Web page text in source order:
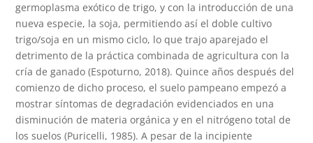
germoplasma exótico de trigo, y con la introducción de una
nueva especie, la soja, permitiendo así el doble cultivo
trigo/soja en un mismo ciclo, lo que trajo aparejado el
detrimento de la práctica combinada de agricultura con la
cría de ganado (Espoturno, 2018). Quince años después del
comienzo de dicho proceso, el suelo pampeano empezó a
mostrar síntomas de degradación evidenciados en una
disminución de materia orgánica y en el nitrógeno total de
los suelos (Puricelli, 1985). A pesar de la incipiente